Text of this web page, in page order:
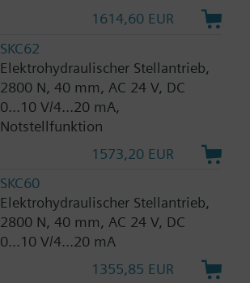
1614,60 EUR
SKC62
Elektrohydraulischer Stellantrieb,
2800 N, 40 mm, AC 24 V, DC
0...10 V/4...20 mA,
Notstellfunktion
1573,20 EUR
SKC60
Elektrohydraulischer Stellantrieb,
2800 N, 40 mm, AC 24 V, DC
0...10 V/4...20 mA
1355,85 EUR